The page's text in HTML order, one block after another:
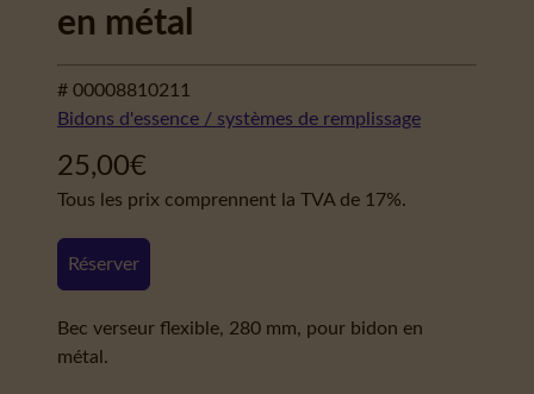
en métal
# 00008810211
Bidons d'essence / systèmes de remplissage
25,00€
Tous les prix comprennent la TVA de 17%.
Réserver
Bec verseur flexible, 280 mm, pour bidon en
métal.